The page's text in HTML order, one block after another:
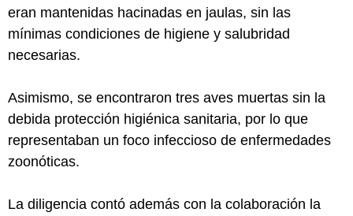
eran mantenidas hacinadas en jaulas, sin las
mínimas condiciones de higiene y salubridad
necesarias.
Asimismo, se encontraron tres aves muertas sin la
debida protección higiénica sanitaria, por lo que
representaban un foco infeccioso de enfermedades
zoonóticas.
La diligencia contó además con la colaboración la